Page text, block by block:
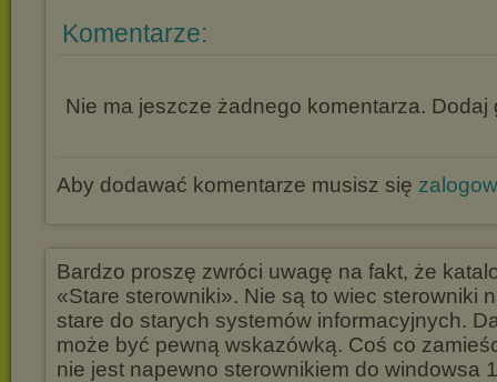
Komentarze:
Nie ma jeszcze żadnego komentarza. Dodaj
Aby dodawać komentarze musisz się
Bardzo proszę zwróci uwagę na fakt, że
«Stare sterowniki». Nie są to wiec sterowniki
stare do starych systemów informacyjnych.
może być pewną wskazówką. Coś co
nie jest napewno sterownikiem do windowsa